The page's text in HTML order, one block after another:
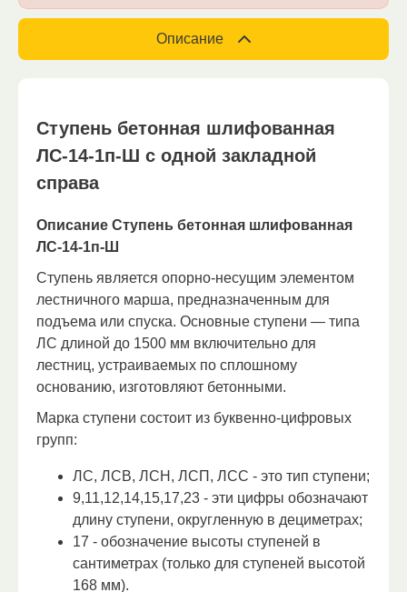
Описание
Ступень бетонная шлифованная
ЛС-14-1п-Ш с одной закладной
справа
Описание Ступень бетонная шлифованная
ЛС-14-1п-Ш
Ступень является опорно-несущим элементом
лестничного марша, предназначенным для
подъема или спуска. Основные ступени — типа
ЛС длиной до 1500 мм включительно для
лестниц, устраиваемых по сплошному
основанию, изготовляют бетонными.
Марка ступени состоит из буквенно-цифровых
групп:
ЛС, ЛСВ, ЛСН, ЛСП, ЛСС - это тип ступени;
9,11,12,14,15,17,23 - эти цифры обозначают
длину ступени, округленную в дециметрах;
17 - обозначение высоты ступеней в
сантиметрах (только для ступеней высотой
168 мм).